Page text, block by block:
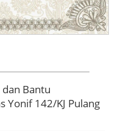
dan Bantu
Yonif 142/KJ Pulang